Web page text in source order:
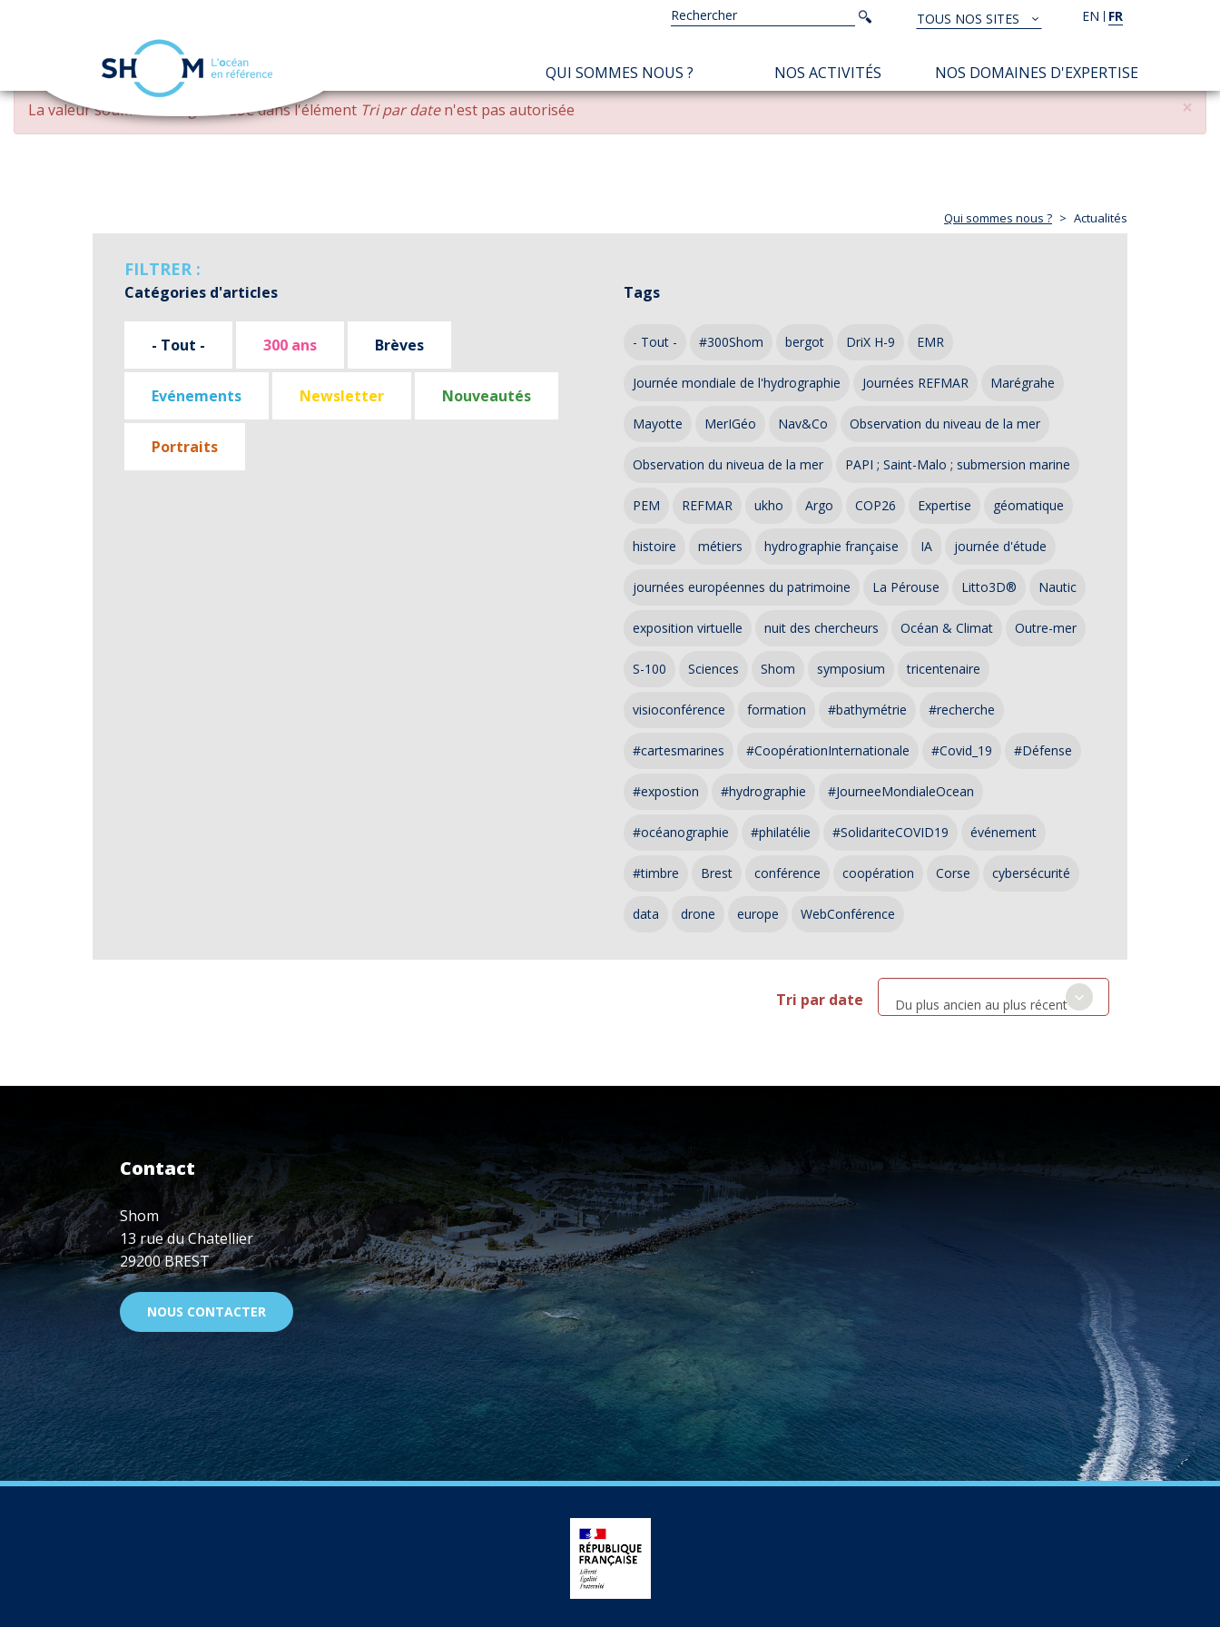
Aller
contenu
EN FR
TOUS
NOS
SITES
TOUS NOS SITES
Rechercher
Rechercher
NAVIGATION
PRINCIPALE
QUI SOMMES NOUS ? NOS ACTIVITÉS NOS DOMAINES D'EXPERTISE
×
MESSAGE
D'ERREUR
La valeur soumise changed DESCdans l'élément Tri par daten'est pas autorisée
Qui sommes nous ? Actualités
FILTRER :
Catégories d'articles
- Tout - 300 ans Brèves
Evénements Newsletter Nouveautés
Portraits
Tags
- Tout - #300Shom bergot DriX H-9 EMR
Journée mondiale de l'hydrographie Journées REFMAR Marégrahe
Mayotte MerIGéo Nav&Co Observation du niveau de la mer
Observation du niveua de la mer PAPI ; Saint-Malo ; submersion marine
PEM REFMAR ukho Argo COP26 Expertise géomatique
histoire métiers hydrographie française IA journée d'étude
journées européennes du patrimoine La Pérouse Litto3D® Nautic
exposition virtuelle nuit des chercheurs Océan & Climat Outre-mer
S-100 Sciences Shom symposium tricentenaire
visioconférence formation #bathymétrie #recherche
#cartesmarines #CoopérationInternationale #Covid_19 #Défense
#expostion #hydrographie #JourneeMondialeOcean
#océanographie #philatélie #SolidariteCOVID19 événement
#timbre Brest conférence coopération Corse cybersécurité
data drone europe WebConférence
Tri par date Du plus ancien au plus récent
Contact
Shom
13 rue du Chatellier
29200 BREST
NOUS CONTACTER